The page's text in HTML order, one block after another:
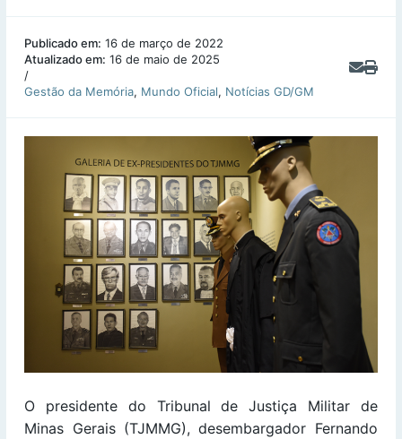
Publicado em: 16 de março de 2022
Atualizado em: 16 de maio de 2025
/
Gestão da Memória, Mundo Oficial, Notícias GD/GM
O presidente do Tribunal de Justiça Militar de
Minas Gerais (TJMMG), desembargador Fernando